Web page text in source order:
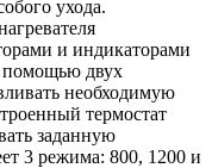
ухода.
и индикаторами
помощью двух
необходимую
термостат
заданную
3 режима: 800, 1200 и